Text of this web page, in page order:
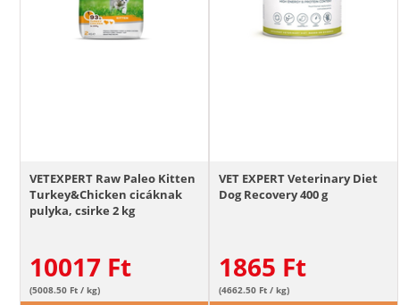
VETEXPERT Raw Paleo Kitten
Turkey&Chicken cicáknak
pulyka, csirke 2 kg
10017 Ft
(5008.50 Ft / kg)
VET EXPERT Veterinary Diet
Dog Recovery 400 g
1865 Ft
(4662.50 Ft / kg)